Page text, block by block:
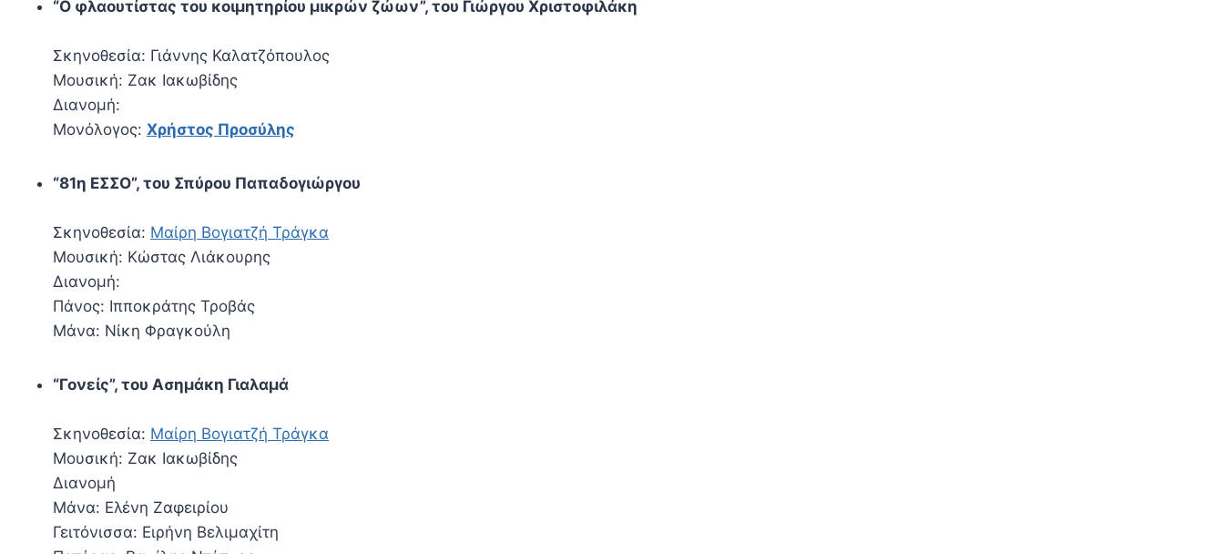
“Ο φλαουτίστας του κοιμητηρίου μικρών ζώων”, του Γιώργου Χριστοφιλάκη
Σκηνοθεσία: Γιάννης Καλατζόπουλος
Μουσική: Ζακ Ιακωβίδης
Διανομή:
Μονόλογος: Χρήστος Προσύλης
“81η ΕΣΣΟ”, του Σπύρου Παπαδογιώργου
Σκηνοθεσία: Μαίρη Βογιατζή Τράγκα
Μουσική: Κώστας Λιάκουρης
Διανομή:
Πάνος: Ιπποκράτης Τροβάς
Μάνα: Νίκη Φραγκούλη
“Γονείς”, του Ασημάκη Γιαλαμά
Σκηνοθεσία: Μαίρη Βογιατζή Τράγκα
Μουσική: Ζακ Ιακωβίδης
Διανομή
Μάνα: Ελένη Ζαφειρίου
Γειτόνισσα: Ειρήνη Βελιμαχίτη